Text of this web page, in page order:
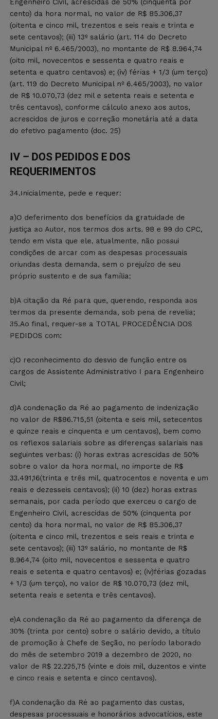
cento) da hora normal, no valor de R$ 85.306,37
(oitenta e cinco mil, trezentos e seis reais e trinta e
sete centavos); (iii) 13º salário (art. 114 do Decreto
Municipal nº 6.465/2003), no montante de R$ 8.964,74
(oito mil, novecentos e sessenta e quatro reais e
setenta e quatro centavos) e; (iv) férias + 1/3 (um terço)
(art. 119 do Decreto Municipal nº 6.465/2003), no valor
de R$ 10.070,73 (dez mil e setenta reais e setenta e
três centavos), conforme cálculo anexo aos autos,
acrescidos de juros e correção monetária até a data
do efetivo pagamento (doc. 25)
IV – DOS PEDIDOS E DOS
REQUERIMENTOS
34.Inicialmente, pede e requer:
a)O deferimento dos benefícios da gratuidade de
justiça ao Autor, nos termos dos arts. 98 e 99 do CPC,
tendo em vista que ele, atualmente, não possui
condições de arcar com as despesas processuais
oriundas desta demanda, sem o prejuízo de seu
próprio sustento e de sua família;
b)A citação da Ré para que, querendo, responda aos
termos da presente demanda, sob pena de revelia;
35.Ao final, requer-se a TOTAL PROCEDÊNCIA DOS
PEDIDOS com:
c)O reconhecimento do desvio de função entre os
cargos de Assistente Administrativo I para Engenheiro
Civil;
d)A condenação da Ré ao pagamento de indenização
no valor de R$86.715,51 (oitenta e seis mil, setecentos
e quinze reais e cinquenta e um centavos), bem como
os reflexos salariais sobre as diferenças salariais nas
seguintes verbas: (i) horas extras acrescidas de 50%
sobre o valor da hora normal, no importe de R$
33.491,16(trinta e três mil, quatrocentos e noventa e um
reais e dezesseis centavos); (ii) 10 (dez) horas extras
semanais, por cada período que exerceu o cargo de
Engenheiro Civil, acrescidas de 50% (cinquenta por
cento) da hora normal, no valor de R$ 85.306,37
(oitenta e cinco mil, trezentos e seis reais e trinta e
sete centavos); (iii) 13º salário, no montante de R$
8.964,74 (oito mil, novecentos e sessenta e quatro
reais e setenta e quatro centavos) e; (iv)férias gozadas
+ 1/3 (um terço), no valor de R$ 10.070,73 (dez mil,
setenta reais e setenta e três centavos).
e)A condenação da Ré ao pagamento da diferença de
30% (trinta por cento) sobre o salário devido, a título
de promoção à Chefe de Seção, no período laborado
do mês de setembro 2019 a dezembro de 2020, no
valor de R$ 22.225,75 (vinte e dois mil, duzentos e vinte
e cinco reais e setenta e cinco centavos).
f)A condenação da Ré ao pagamento das custas,
despesas processuais e honorários advocatícios, este